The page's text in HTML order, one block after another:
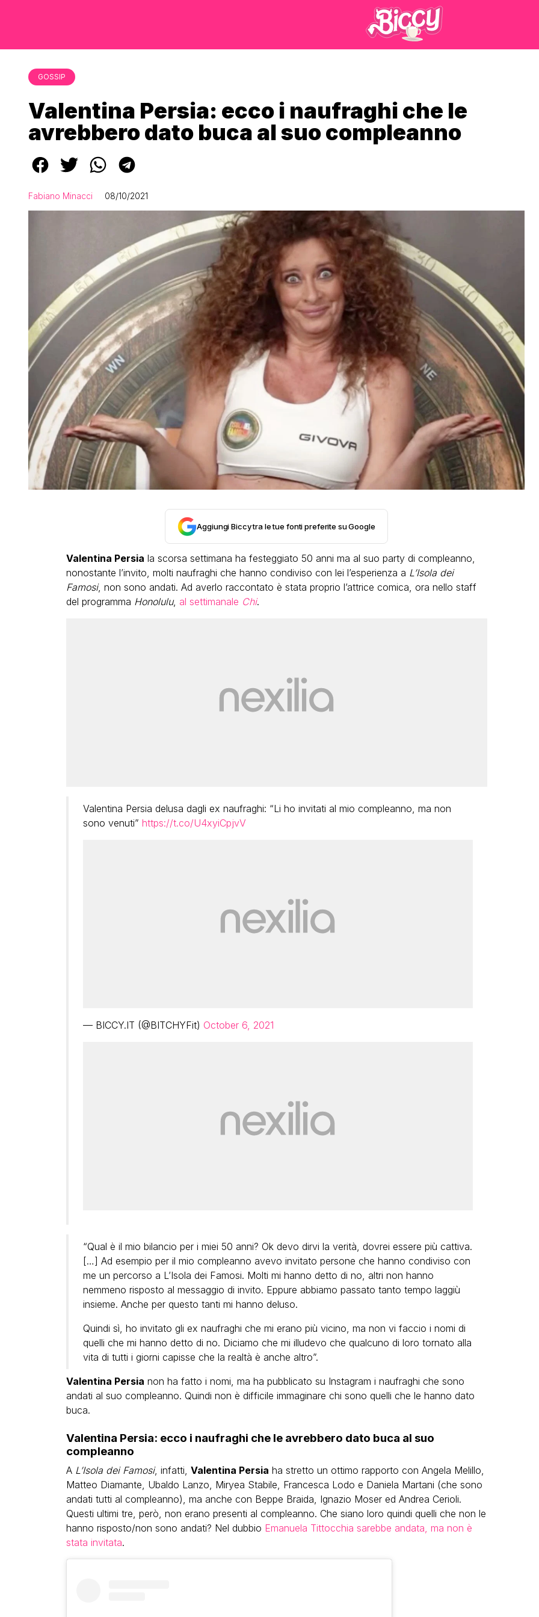
GOSSIP
Valentina Persia: ecco i naufraghi che le
avrebbero dato buca al suo compleanno
Fabiano Minacci 08/10/2021
Aggiungi Biccy tra le tue fonti preferite su Google
Valentina Persia la scorsa settimana ha festeggiato 50 anni ma al suo party di compleanno,
nonostante l’invito, molti naufraghi che hanno condiviso con lei l’esperienza a L’Isola dei
Famosi, non sono andati. Ad averlo raccontato è stata proprio l’attrice comica, ora nello staff
del programma Honolulu, al settimanale Chi.
Valentina Persia delusa dagli ex naufraghi: “Li ho invitati al mio compleanno, ma non
sono venuti” https://t.co/U4xyiCpjvV
— BICCY.IT (@BITCHYFit) October 6, 2021
“Qual è il mio bilancio per i miei 50 anni? Ok devo dirvi la verità, dovrei essere più cattiva.
[…] Ad esempio per il mio compleanno avevo invitato persone che hanno condiviso con
me un percorso a L’Isola dei Famosi. Molti mi hanno detto di no, altri non hanno
nemmeno risposto al messaggio di invito. Eppure abbiamo passato tanto tempo laggiù
insieme. Anche per questo tanti mi hanno deluso.
Quindi sì, ho invitato gli ex naufraghi che mi erano più vicino, ma non vi faccio i nomi di
quelli che mi hanno detto di no. Diciamo che mi illudevo che qualcuno di loro tornato alla
vita di tutti i giorni capisse che la realtà è anche altro”.
Valentina Persia non ha fatto i nomi, ma ha pubblicato su Instagram i naufraghi che sono
andati al suo compleanno. Quindi non è difficile immaginare chi sono quelli che le hanno dato
buca.
Valentina Persia: ecco i naufraghi che le avrebbero dato buca al suo
compleanno
A L’Isola dei Famosi, infatti, Valentina Persia ha stretto un ottimo rapporto con Angela Melillo,
Matteo Diamante, Ubaldo Lanzo, Miryea Stabile, Francesca Lodo e Daniela Martani (che sono
andati tutti al compleanno), ma anche con Beppe Braida, Ignazio Moser ed Andrea Cerioli.
Questi ultimi tre, però, non erano presenti al compleanno. Che siano loro quindi quelli che non le
hanno risposto/non sono andati? Nel dubbio Emanuela Tittocchia sarebbe andata, ma non è
stata invitata.
compleanno con tutte le grandi
dive compie 15 anni: il video